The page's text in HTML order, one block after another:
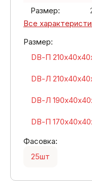
Размер:
Все
Размер:
DВ-П
DВ-Л
DВ-Л
DВ-П
Фасовка:
25шт